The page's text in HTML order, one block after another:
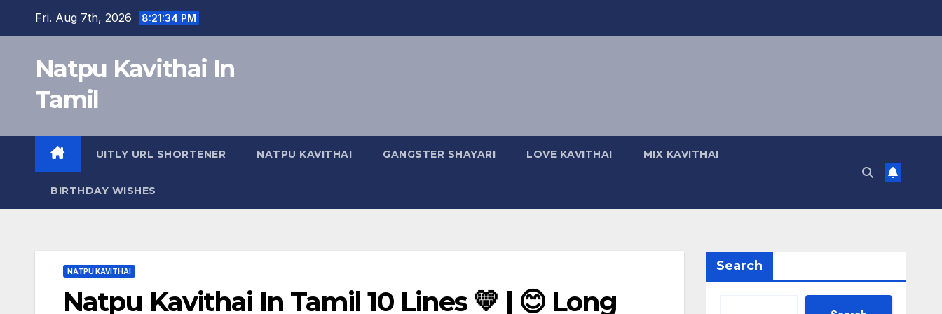
Fri. Aug 7th, 2026 8:21:35 PM
Natpu Kavithai In
Tamil
UITLY URL SHORTENER NATPU KAVITHAI GANGSTER SHAYARI LOVE KAVITHAI MIX KAVITHAI
BIRTHDAY WISHES
NATPU KAVITHAI
Natpu Kavithai In Tamil 10 Lines 💛 | 😊 Long
Search